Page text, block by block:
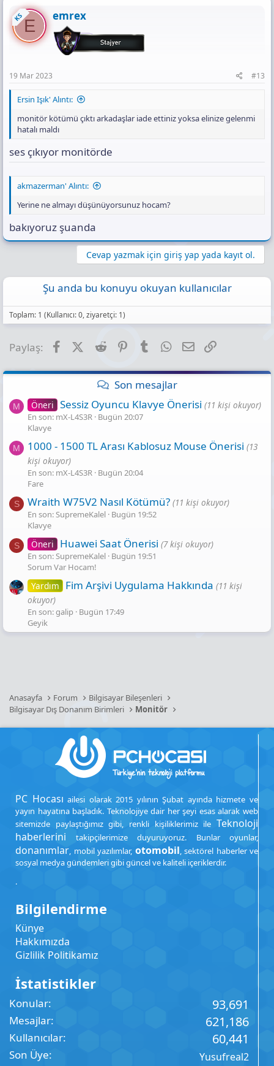
KSE emrex
19 Mar 2023 #13
Ersin Işık' Alıntı:
monitör kötümü çıktı arkadaşlar iade ettiniz yoksa elinize gelenmi
hatalı maldı
ses çıkıyor monitörde
akmazerman' Alıntı:
Yerine ne almayı düşünüyorsunuz hocam?
bakıyoruz şuanda
Cevap yazmak için giriş yap yada kayıt ol.
Şu anda bu konuyu okuyan kullanıcılar
Toplam: 1 (Kullanıcı: 0, ziyaretçi: 1)
Paylaş: FacebookX (Twitter)
Reddit PinterestTumblr WhatsApp
E-posta
Son mesajlar
M Öneri Sessiz Oyuncu Klavye Önerisi (11 kişi okuyor)
En son: mX-L4S3R Bugün 20:07
Klavye
M 1000 - 1500 TL Arası Kablosuz Mouse Önerisi (13
kişi okuyor)
En son: mX-L4S3R Bugün 20:04
Fare
S Wraith W75V2 Nasıl Kötümü? (11 kişi okuyor)
En son: SupremeKalel Bugün 19:52
Klavye
S Öneri Huawei Saat Önerisi (7 kişi okuyor)
En son: SupremeKalel Bugün 19:51
Sorum Var Hocam!
Yardım Fim Arşivi Uygulama Hakkında (11 kişi
okuyor)
En son: galip Bugün 17:49
Geyik
Anasayfa Forum
Bilgisayar Bileşenleri
Bilgisayar Dış Donanım Birimleri
Monitör
PC Hocası ailesi olarak 2015 yılının Şubat ayında hizmete ve
yayın hayatına başladık. Teknolojiye dair her şeyi esas alarak web
sitemizde paylaştığımız gibi, renkli kişiliklerimiz ile Teknoloji
haberlerini takipçilerimize duyuruyoruz. Bunlar oyunlar,
donanımlar, mobil yazılımlar, otomobil, sektörel haberler ve
sosyal medya gündemleri gibi güncel ve kaliteli içeriklerdir.
.
Bilgilendirme
Künye
Hakkımızda
Gizlilik Politikamız
İstatistikler
Konular 93,691
Mesajlar 621,186
Kullanıcılar 60,441
Son Üye Yusufreal2